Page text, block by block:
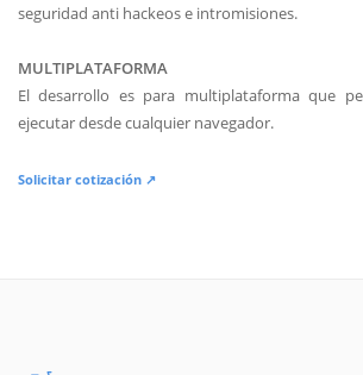
seguridad anti hackeos e intromisiones.
MULTIPLATAFORMA
El desarrollo es para multiplataforma que
ejecutar desde cualquier navegador.
Solicitar cotización ↗